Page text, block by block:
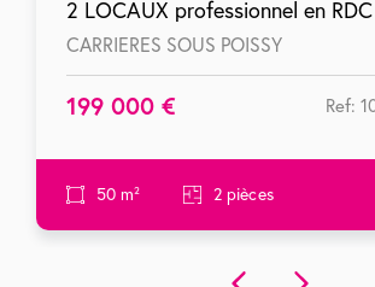
CARRIERES SOUS POISSY
199 000 € Ref:
50 m² 2 pièces